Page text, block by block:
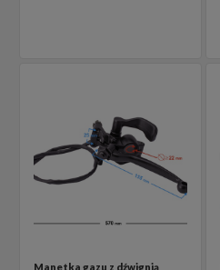
Manetka gazu z dźwignią